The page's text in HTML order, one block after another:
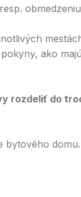
ako
rozdeliť do
bytového domu.